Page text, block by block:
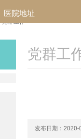
医院地址
党群工作 >
党群工
发布日期：2020-